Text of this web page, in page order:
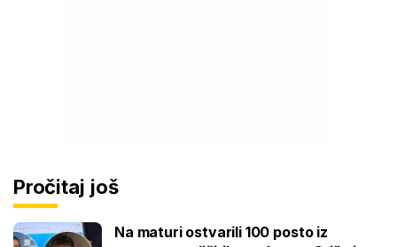
Pročitaj još
Na maturi ostvarili 100 posto iz